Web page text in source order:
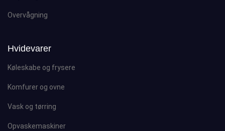
Overvågning
Hvidevarer
Køleskabe og frysere
Komfurer og ovne
Vask og tørring
Opvaskemaskiner